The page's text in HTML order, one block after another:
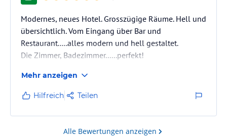
Modernes, neues Hotel. Grosszügige Räume. Hell und
übersichtlich. Vom Eingang über Bar und
Restaurant.....alles modern und hell gestaltet.
Die Zimmer, Badezimmer......perfekt!
Mehr anzeigen
Hilfreich Teilen
Alle Bewertungen anzeigen